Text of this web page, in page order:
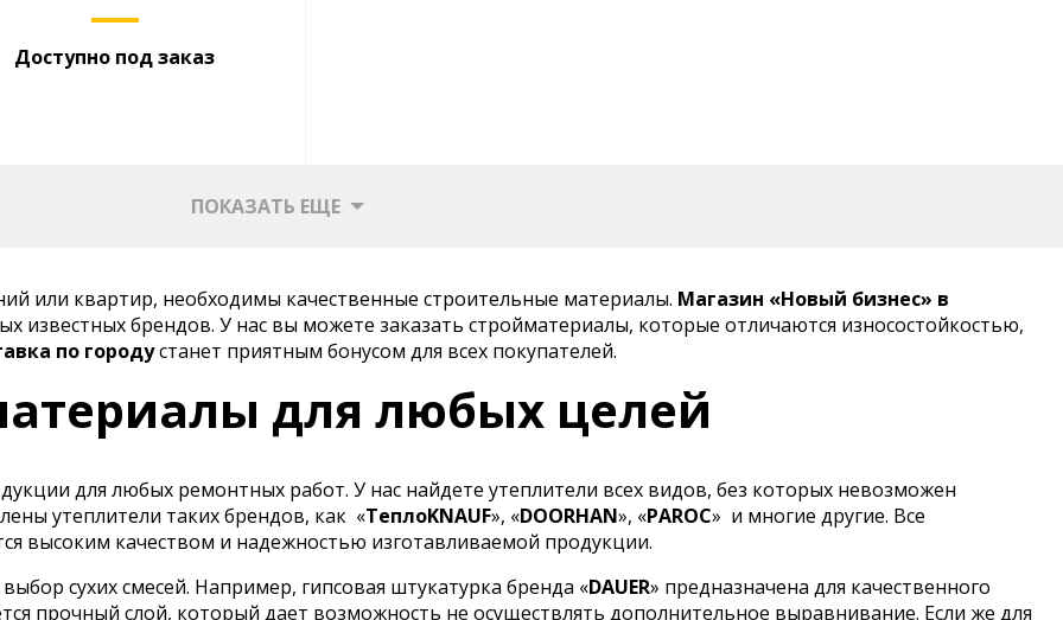
Доступно под заказ
ПОКАЗАТЬ ЕЩЕ
или квартир, необходимы качественные строительные материалы. Магазин «Новый бизнес» в
известных брендов. У нас вы можете заказать стройматериалы, которые отличаются износостойкостью,
по городустанет приятным бонусом для всех покупателей.
для любых целей
для любых ремонтных работ. У нас найдете утеплители всех видов, без которых невозможен
утеплители таких брендов, как «ТеплоKNAUF», «DOORHAN», «PAROC» и многие другие. Все
высоким качеством и надежностью изготавливаемой продукции.
сухих смесей. Например, гипсовая штукатурка бренда «DAUER» предназначена для качественного
прочный слой, который дает возможность не осуществлять дополнительное выравнивание. Если же для